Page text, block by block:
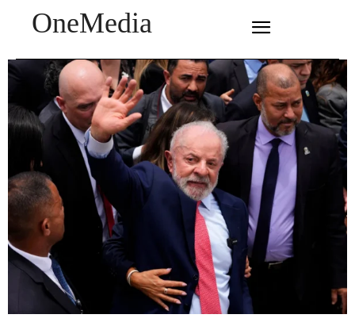
OneMedia